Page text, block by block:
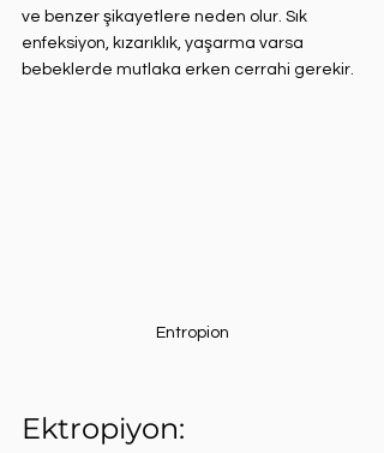
ve benzer şikayetlere neden olur. Sık
enfeksiyon, kızarıklık, yaşarma varsa
bebeklerde mutlaka erken cerrahi gerekir. ⁣
Entropion
Ektropiyon:⁣